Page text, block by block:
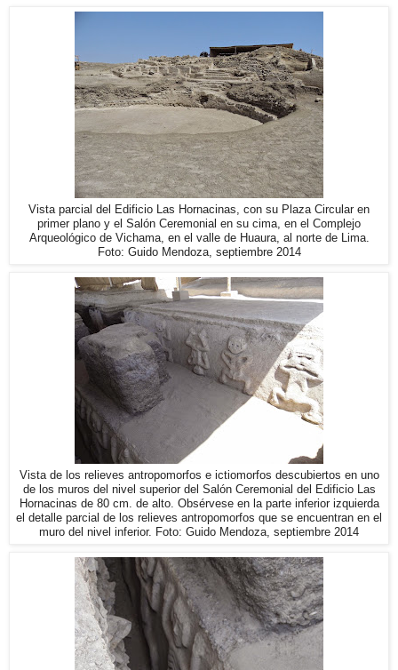
Vista parcial del Edificio Las Hornacinas, con su Plaza Circular en
primer plano y el Salón Ceremonial en su cima, en el Complejo
Arqueológico de Vichama, en el valle de Huaura, al norte de Lima.
Foto: Guido Mendoza, septiembre 2014
Vista de los relieves antropomorfos e ictiomorfos descubiertos en uno
de los muros del nivel superior del Salón Ceremonial del Edificio Las
Hornacinas de 80 cm. de alto. Obsérvese en la parte inferior izquierda
el detalle parcial de los relieves antropomorfos que se encuentran en el
muro del nivel inferior. Foto: Guido Mendoza, septiembre 2014